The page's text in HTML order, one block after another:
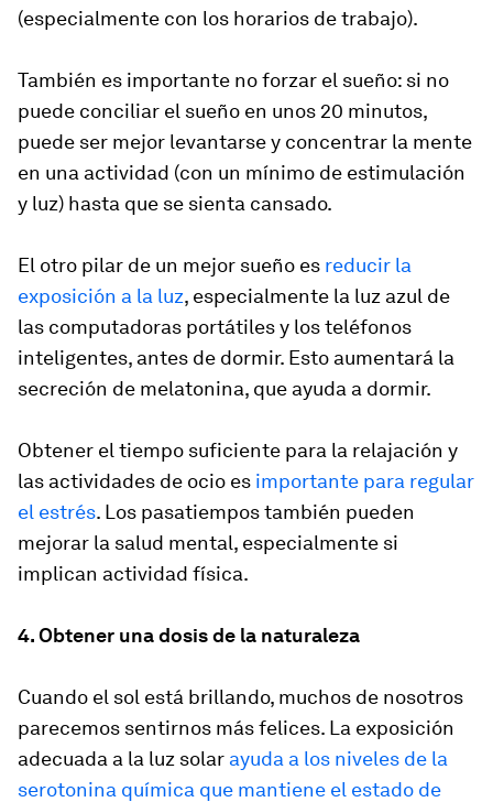
(especialmente con los horarios de trabajo).
También es importante no forzar el sueño: si no
puede conciliar el sueño en unos 20 minutos,
puede ser mejor levantarse y concentrar la mente
en una actividad (con un mínimo de estimulación
y luz) hasta que se sienta cansado.
El otro pilar de un mejor sueño es reducir la
exposición a la luz, especialmente la luz azul de
las computadoras portátiles y los teléfonos
inteligentes, antes de dormir. Esto aumentará la
secreción de melatonina, que ayuda a dormir.
Obtener el tiempo suficiente para la relajación y
las actividades de ocio es importante para regular
el estrés. Los pasatiempos también pueden
mejorar la salud mental, especialmente si
implican actividad física.
4. Obtener una dosis de la naturaleza
Cuando el sol está brillando, muchos de nosotros
parecemos sentirnos más felices. La exposición
adecuada a la luz solar ayuda a los niveles de la
serotonina química que mantiene el estado de